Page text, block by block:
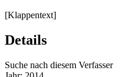
[Klappentext]
Details
Suche nach diesem Verfasser